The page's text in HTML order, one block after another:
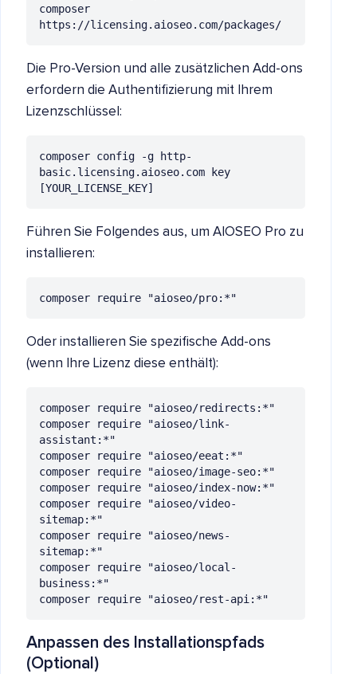
composer
https://licensing.aioseo.com/packages/
Die Pro-Version und alle zusätzlichen Add-ons
erfordern die Authentifizierung mit Ihrem
Lizenzschlüssel:
composer config -g http-
basic.licensing.aioseo.com key
[YOUR_LICENSE_KEY]
Führen Sie Folgendes aus, um AIOSEO Pro zu
installieren:
composer require "aioseo/pro:*"
Oder installieren Sie spezifische Add-ons
(wenn Ihre Lizenz diese enthält):
composer require "aioseo/redirects:*"
composer require "aioseo/link-
assistant:*"
composer require "aioseo/eeat:*"
composer require "aioseo/image-seo:*"
composer require "aioseo/index-now:*"
composer require "aioseo/video-
sitemap:*"
composer require "aioseo/news-
sitemap:*"
composer require "aioseo/local-
business:*"
composer require "aioseo/rest-api:*"
Anpassen des Installationspfads
(Optional)